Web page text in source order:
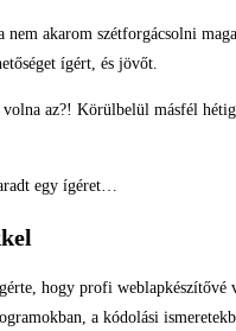
akarom szétforgácsolni
ígért, és jövőt.
az?! Körülbelül másfél
egy ígéret…
hogy profi
a kódolási